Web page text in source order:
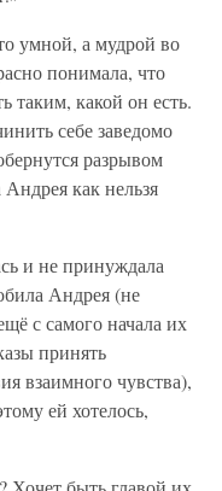
умной, а мудрой во
понимала, что
таким, какой он есть.
себе заведомо
разрывом
как нельзя
и не принуждала
Андрея (не
с самого начала их
принять
взаимного чувства),
ей хотелось,